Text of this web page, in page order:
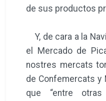
de sus productos
Y, de cara a la
el Mercado de
nostres mercats
de Confemercats y
que “entre